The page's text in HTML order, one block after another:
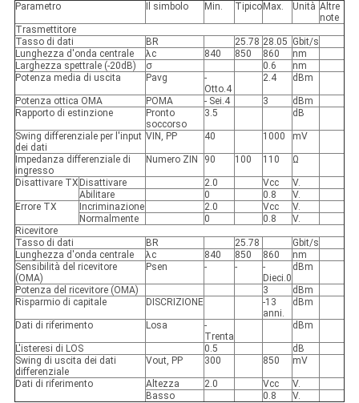
Parametro Il simbolo Min. Tipico Max. Unità Altre
note
Trasmettitore
Tasso di dati
BR 25.78 28.05 Gbit/s
Lunghezza d'onda centrale
λc 840 850 860
nm
Larghezza spettrale (-20dB)
σ 0.6
nm
Potenza media di uscita
Pavg
-
Otto.4
2.4 dBm
Potenza ottica OMA POMA - Sei.4 3
dBm
Rapporto di estinzione
Pronto
soccorso
3.5 dB
Swing differenziale per l'input
dei dati
VIN, PP 40 1000 mV
Impedanza differenziale di
ingresso
Numero ZIN 90 100 110 Ω
Disattivare TX Disattivare 2.0 Vcc
V.
Abilitare
0 0.8
V.
Errore TX
Incriminazione 2.0 Vcc
V.
Normalmente
0 0.8
V.
Ricevitore
Tasso di dati
BR 25.78
Gbit/s
Lunghezza d'onda centrale
λc 840 850 860
nm
Sensibilità del ricevitore
(OMA)
Psen - -
-
Dieci.0
dBm
Potenza del ricevitore (OMA) 3
dBm
Risparmio di capitale
DISCRIZIONE
-13
anni.
dBm
Dati di riferimento Losa
-
Trenta
dBm
L'isteresi di LOS 0.5
dB
Swing di uscita dei dati
differenziale
Vout, PP 300 850 mV
Dati di riferimento Altezza 2.0 Vcc
V.
Basso
0.8 V.